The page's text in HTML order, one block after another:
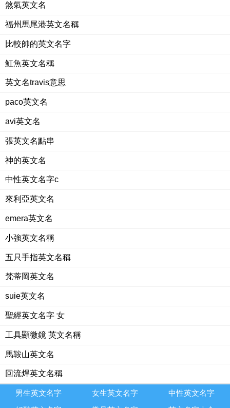
煞氣英文名
福州馬尾港英文名稱
比較帥的英文名字
魟魚英文名稱
英文名travis意思
paco英文名
avi英文名
張英文名點串
神的英文名
中性英文名字c
來利亞英文名
emera英文名
小強英文名稱
五只手指英文名稱
梵蒂岡英文名
suie英文名
聖經英文名字 女
工具顯微鏡 英文名稱
馬鞍山英文名
回流焊英文名稱
男生英文名字 女生英文名字
中性英文名字